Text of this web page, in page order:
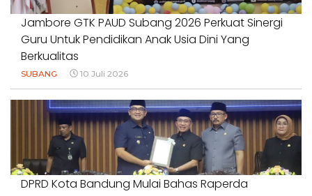
Jambore GTK PAUD Subang 2026 Perkuat Sinergi
Guru Untuk Pendidikan Anak Usia Dini Yang
Berkualitas
SUBANG 10 Juli 2026
DPRD Kota Bandung Mulai Bahas Raperda